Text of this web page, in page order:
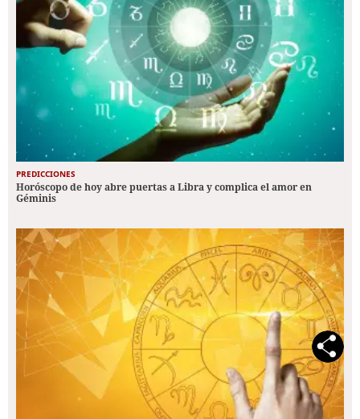
PREDICCIONES
Horóscopo de hoy abre puertas a Libra y complica el amor en
Géminis